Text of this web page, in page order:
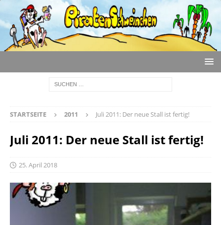
STARTSEITE 2011 Juli 2011: Der neue Stall ist fertig!
Juli 2011: Der neue Stall ist fertig!
25. April 2018